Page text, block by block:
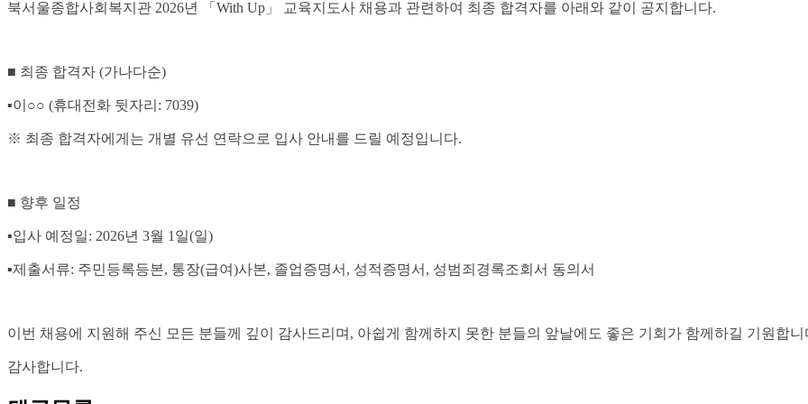
북서울종합사회복지관 2026년 「With Up」 교육지도사 채용과 관련하여 최종 합격자를 아래와 같이 공지합니다.
■ 최종 합격자 (가나다순)
▪이 ○○ (휴대전화 뒷자리 : 7039)
※ 최종 합격자에게는 개별 유선 연락으로 입사 안내를 드릴 예정입니다.
■ 향후 일정
▪입사 예정일: 2026년 3월 1 일(일)
▪제출서류: 주민등록등본, 통장(급여)사본, 졸업증명서 , 성적증명서 , 성범죄경록조회서 동의서
이번 채용에 지원해 주신 모든 분들께 깊이 감사드리며 , 아쉽게 함께하지 못한 분들의 앞날에도 좋은 기회가 함께하길 기원합니
감사합니다.